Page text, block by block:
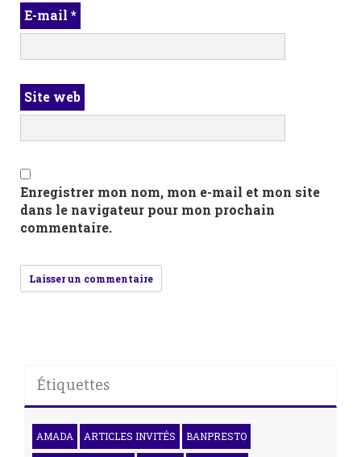
E-mail *
Site web
Enregistrer mon nom, mon e-mail et mon site
dans le navigateur pour mon prochain
commentaire.
Étiquettes
AMADA ARTICLES INVITÉS BANPRESTO